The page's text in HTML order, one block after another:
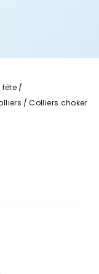
Colliers choker